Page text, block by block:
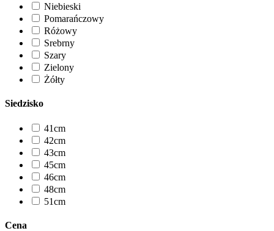
Niebieski
Pomarańczowy
Różowy
Srebrny
Szary
Zielony
Żółty
Siedzisko
41cm
42cm
43cm
45cm
46cm
48cm
51cm
Cena